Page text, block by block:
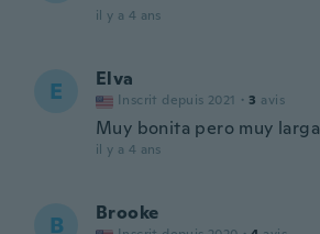
il y a 4 ans
E Elva
Inscrit depuis 2021 · 3 avis
Muy bonita pero muy larga
il y a 4 ans
B Brooke